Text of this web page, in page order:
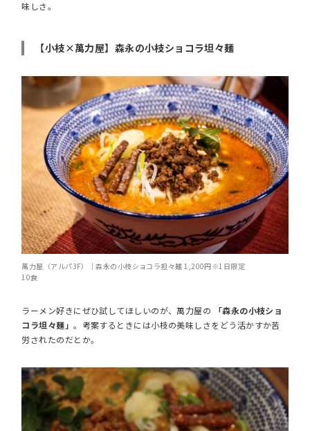
味しさ。
【小枝×萬力屋】森永の小枝ショコラ坦々麺
萬力屋（アルパ3F）｜森永の小枝ショコラ担々麺 1,200円※1日限定
10食
ラーメン好きにぜひ試してほしいのが、萬力屋の
「森永の小枝ショ
コラ坦々麺」。考案するときには小枝の美味しさをどう活かすか苦
労されたのだとか。